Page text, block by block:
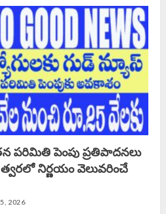
పరిమితి పెంపు ప్రతిపాదనలు
త్వరలో నిర్ణయం వెలువరించే
5, 2026